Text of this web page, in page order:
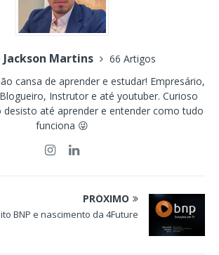
Jackson Martins
66 Artigos
cansa de aprender e estudar! Empresário,
Instrutor e até youtuber. Curioso
desisto até aprender e entender como tudo
funciona 😜
PRÓXIMO
BNP e nascimento da 4Future